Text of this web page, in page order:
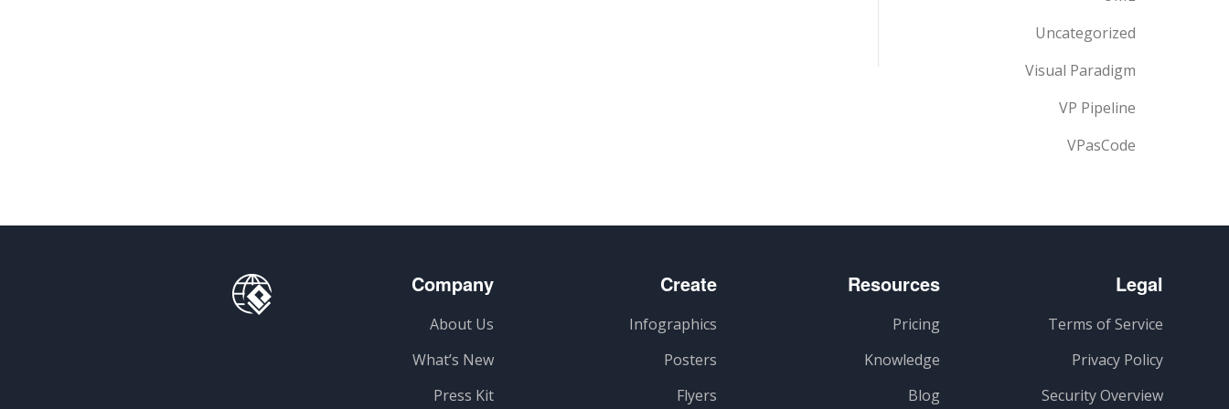
Uncategorized
Visual Paradigm
VP Pipeline
VPasCode
Company
About Us
What’s New
Press Kit
Create
Infographics
Posters
Flyers
Resources
Pricing
Knowledge
Blog
Legal
Terms of Service
Privacy Policy
Security Overview